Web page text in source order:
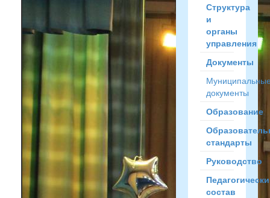
Структура
и
органы
управления
Документы
документы
Образование
стандарты
Руководство
состав